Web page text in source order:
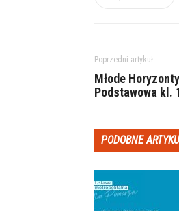
Poprzedni artykuł
Młode
Podstawowa kl.
PODOBNE